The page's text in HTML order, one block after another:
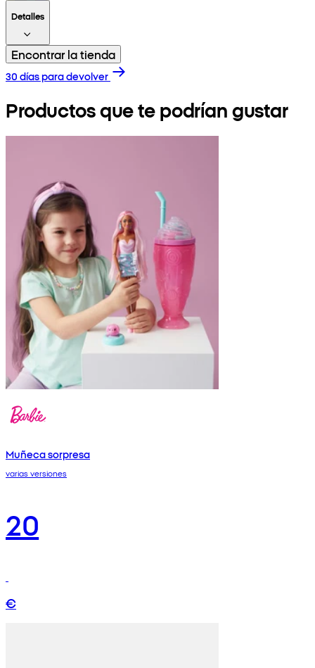
Detalles
Encontrar la tienda
30 días para devolver
Productos que te podrían gustar
Muñeca sorpresa
varias versiones
20
€